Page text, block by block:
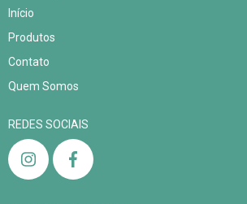
Início
Produtos
Contato
Quem Somos
REDES SOCIAIS